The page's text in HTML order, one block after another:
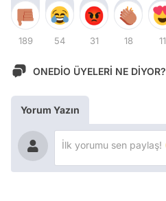
189 54 31 18 11
ONEDİO ÜYELERİ NE DİYOR?
Yorum Yazın